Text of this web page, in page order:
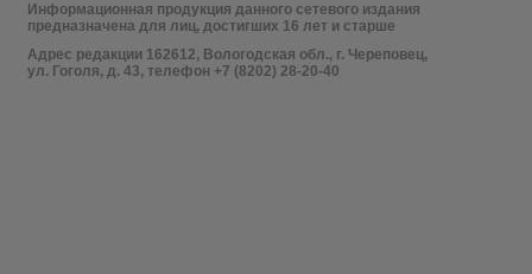
Информационная продукция данного сетевого издания
предназначена для лиц, достигших 16 лет и старше
Адрес редакции 162612, Вологодская обл., г. Череповец,
ул. Гоголя, д. 43, телефон +7 (8202) 28-20-40